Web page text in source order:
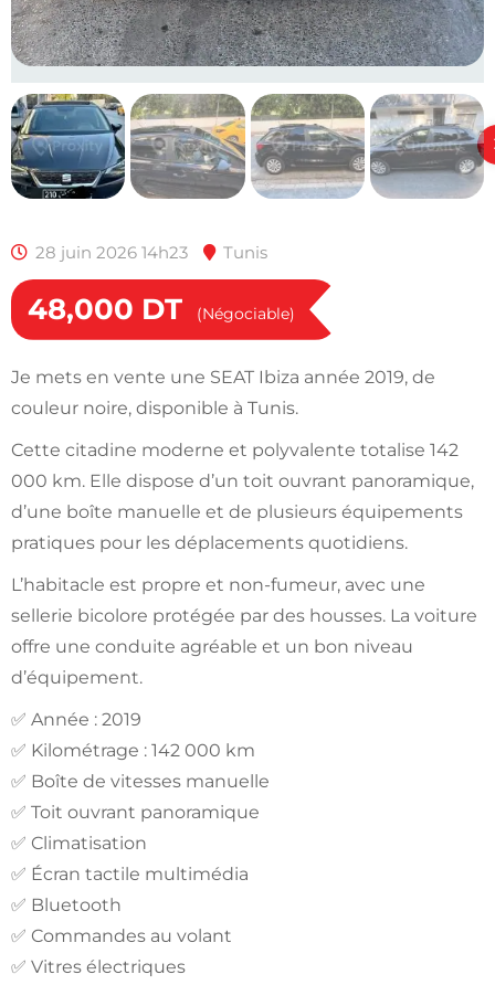
28 juin 2026 14h23 Tunis
48,000 DT (Négociable)
Je mets en vente une SEAT Ibiza année 2019, de
couleur noire, disponible à Tunis.
Cette citadine moderne et polyvalente totalise 142
000 km. Elle dispose d’un toit ouvrant panoramique,
d’une boîte manuelle et de plusieurs équipements
pratiques pour les déplacements quotidiens.
L’habitacle est propre et non-fumeur, avec une
sellerie bicolore protégée par des housses. La voiture
offre une conduite agréable et un bon niveau
d’équipement.
✅ Année : 2019
✅ Kilométrage : 142 000 km
✅ Boîte de vitesses manuelle
✅ Toit ouvrant panoramique
✅ Climatisation
✅ Écran tactile multimédia
✅ Bluetooth
✅ Commandes au volant
✅ Vitres électriques